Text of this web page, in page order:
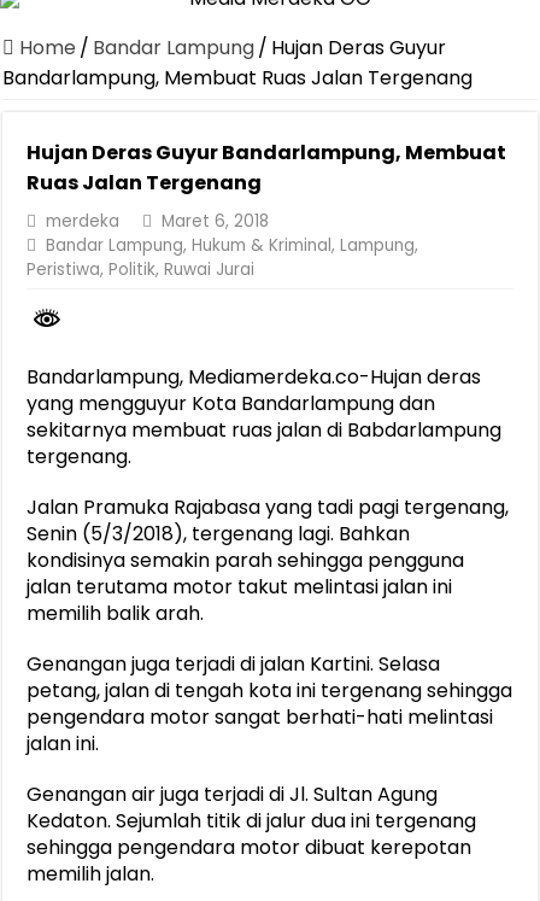
Canangkan Desa TAPIS dan Luncurkan Sekolah Lansia di
Pemprov Lampung Berhasil Kendalikan Inflasi, Jadi Provinsi
Dirut Jasa Raharja Dampingi Wamenhub Tinjau Penanganan
Pastikan Pelayanan Maksimal, Direksi Jasa Raharja Tinjau Korban
Dirut Jasa Raharja Dampingi Wamenhub Tinjau Penanganan
Jasa Raharja Jamin Seluruh Korban Kebakaran KM Mutiara
Gubernur Mirza Ajak IAI Darul Fattah Cetak SDM Adaptif
Home / Bandar Lampung/ Hujan Deras Guyur
Bandarlampung, Membuat Ruas Jalan Tergenang
Hujan Deras Guyur Bandarlampung, Membuat
Ruas Jalan Tergenang
merdeka
Maret 6, 2018
Bandar Lampung,Hukum & Kriminal,Lampung,
Peristiwa,Politik,Ruwai Jurai
Bandarlampung, Mediamerdeka.co-Hujan deras
yang mengguyur Kota Bandarlampung dan
sekitarnya membuat ruas jalan di Babdarlampung
tergenang.
Jalan Pramuka Rajabasa yang tadi pagi tergenang,
Senin (5/3/2018), tergenang lagi. Bahkan
kondisinya semakin parah sehingga pengguna
jalan terutama motor takut melintasi jalan ini
memilih balik arah.
Genangan juga terjadi di jalan Kartini. Selasa
petang, jalan di tengah kota ini tergenang sehingga
pengendara motor sangat berhati-hati melintasi
jalan ini.
Genangan air juga terjadi di Jl. Sultan Agung
Kedaton. Sejumlah titik di jalur dua ini tergenang
sehingga pengendara motor dibuat kerepotan
memilih jalan.